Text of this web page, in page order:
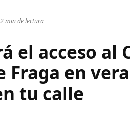
2 min de lectura
el acceso al
Fraga en
tu calle